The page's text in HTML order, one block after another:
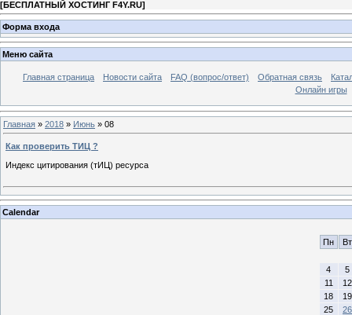
[БЕСПЛАТНЫЙ ХОСТИНГ F4Y.RU]
Форма входа
Меню сайта
Главная страница Новости сайта FAQ (вопрос/ответ) Обратная связь
Онлайн игры
Главная » 2018 » Июнь » 08
Как проверить ТИЦ ?
Индекс цитирования (тИЦ) ресурса
Calendar
Пн Вт
4
5
11
12
18
19
25
26